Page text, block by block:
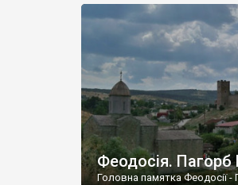
Феодосія. Пагорб
Головна памятка Феодосії -